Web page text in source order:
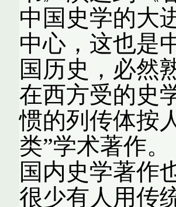
中国史学的大
中心，这也是
国历史，必然
在西方受的史
惯的列传体按
类”学术著作
国内史学著作
很少有人用传